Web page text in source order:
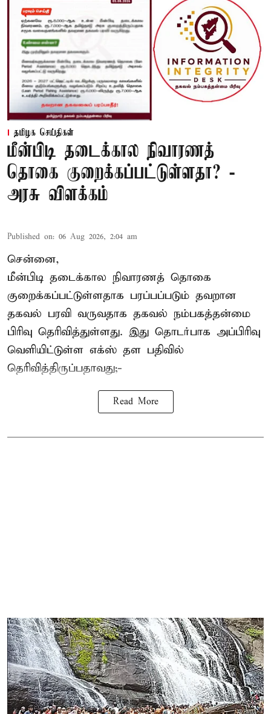
தமிழக செய்திகள்
மீன்பிடி தடைக்கால நிவாரணத்
தொகை குறைக்கப்பட்டுள்ளதா? -
அரசு விளக்கம்
Published on: 06 Aug 2026, 2:04 am
சென்னை,
மீன்பிடி தடைக்கால நிவாரணத் தொகை
குறைக்கப்பட்டுள்ளதாக பரப்பப்படும் தவறான
தகவல் பரவி வருவதாக தகவல் நம்பகத்தன்மை
பிரிவு தெரிவித்துள்ளது. இது தொடர்பாக அப்பிரிவு
வெளியிட்டுள்ள எக்ஸ் தள பதிவில்
தெரிவித்திருப்பதாவது;-
Read More